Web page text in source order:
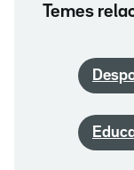
Temes